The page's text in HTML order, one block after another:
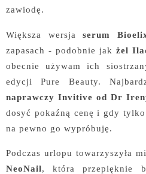
zawiodę.
Większa wersjaserum
zapasach - podobnie jak żel
obecnie używam ich
edycji Pure Beauty.
naprawczy Invitive od Dr
dosyć pokaźną cenę i gdy
na pewno go wypróbuję.
Podczas urlopu towarzyszyła
NeoNail, która przepięknie